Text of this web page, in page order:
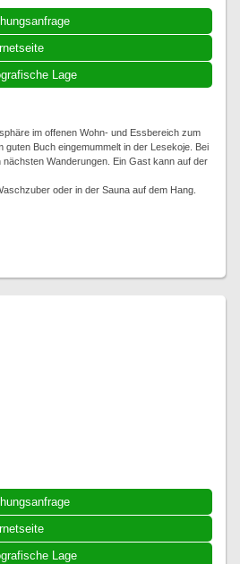
Lage
im offenen Wohn- und Essbereich zum
Buch eingemummelt in der Lesekoje. Bei
Wanderungen. Ein Gast kann auf der
oder in der Sauna auf dem Hang.
Lage